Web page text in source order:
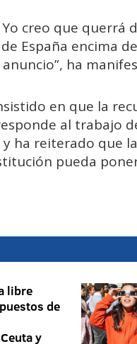
creo que querrá
España encima
ha
en que la
al trabajo
ha reiterado que
pueda
libre
de
y